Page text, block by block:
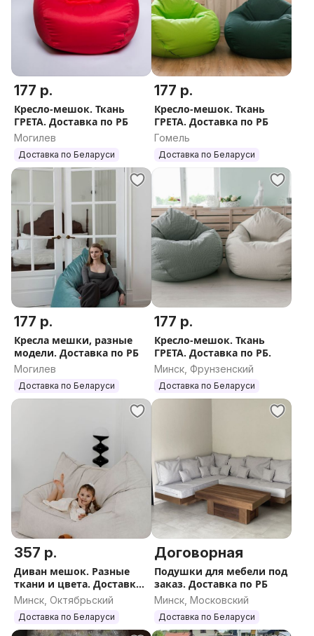
177 р.
Кресло-мешок. Ткань
ГРЕТА. Доставка по РБ
Могилев
Доставка по Беларуси
177 р.
Кресло-мешок. Ткань
ГРЕТА. Доставка по РБ
Гомель
Доставка по Беларуси
177 р.
Кресла мешки, разные
модели. Доставка по РБ
Могилев
Доставка по Беларуси
177 р.
Кресло-мешок. Ткань
ГРЕТА. Доставка по РБ.
Минск, Фрунзенский
Доставка по Беларуси
357 р.
Диван мешок. Разные
ткани и цвета. Доставка
по РБ.
Минск, Октябрьский
Доставка по Беларуси
Договорная
Подушки для мебели под
заказ. Доставка по РБ
Минск, Московский
Доставка по Беларуси